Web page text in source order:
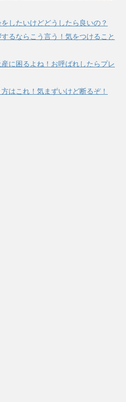
したいけどどうしたら良いの？
るならこう言う！気をつけること
に困るよね！お呼ばれしたらプレ
はこれ！気まずいけど断るぞ！